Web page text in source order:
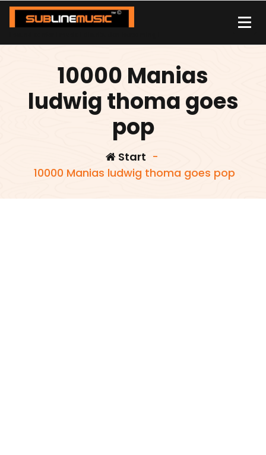
Zum
Inhalt
10000 Manias
ludwig thoma goes
pop
Start -
10000 Manias ludwig thoma goes pop